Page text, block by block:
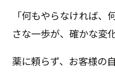
「何もやらなければ
さな一歩が、確かな変
薬に頼らず、お客様の自